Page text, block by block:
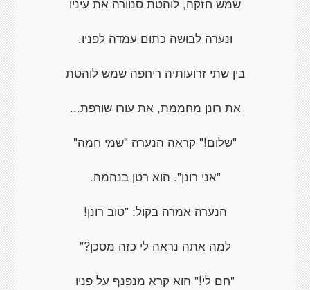
שמש חזקה, לוהטת סנוורה את עיניו
ונערה לבושה כתום עמדה לפניו.
בין שתי זרועותיה ריחפה שמש לוהטת
את רונן מחממת, את עורו שורפת...
"שלום!" קראה הנערה "שמי חמה"
"אני רונן". הוא רטן בנהמה.
הנערה אמרה בקול: "טוב רונן!
למה אתה נראה לי כזה מסכן?"
"חם לי!" הוא קרא מנפנף על פניו